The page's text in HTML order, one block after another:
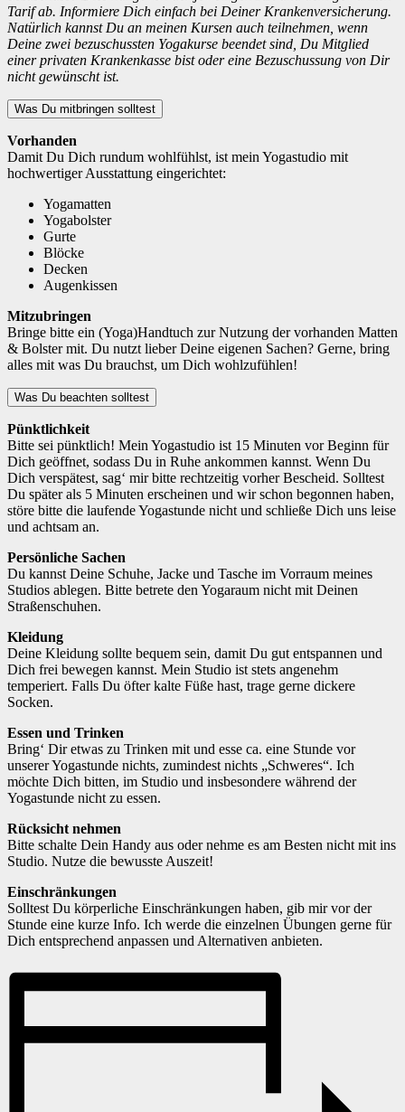
Tarif ab. Informiere Dich einfach bei Deiner Krankenversicherung.
Natürlich kannst Du an meinen Kursen auch teilnehmen, wenn
Deine zwei bezuschussten Yogakurse beendet sind, Du Mitglied
einer privaten Krankenkasse bist oder eine Bezuschussung von Dir
nicht gewünscht ist.
Was Du mitbringen solltest
Vorhanden
Damit Du Dich rundum wohlfühlst, ist mein Yogastudio mit
hochwertiger Ausstattung eingerichtet:
Yogamatten
Yogabolster
Gurte
Blöcke
Decken
Augenkissen
Mitzubringen
Bringe bitte ein (Yoga)Handtuch zur Nutzung der vorhanden Matten
& Bolster mit. Du nutzt lieber Deine eigenen Sachen? Gerne, bring
alles mit was Du brauchst, um Dich wohlzufühlen!
Was Du beachten solltest
Pünktlichkeit
Bitte sei pünktlich! Mein Yogastudio ist 15 Minuten vor Beginn für
Dich geöffnet, sodass Du in Ruhe ankommen kannst. Wenn Du
Dich verspätest, sag‘ mir bitte rechtzeitig vorher Bescheid. Solltest
Du später als 5 Minuten erscheinen und wir schon begonnen haben,
störe bitte die laufende Yogastunde nicht und schließe Dich uns leise
und achtsam an.
Persönliche Sachen
Du kannst Deine Schuhe, Jacke und Tasche im Vorraum meines
Studios ablegen. Bitte betrete den Yogaraum nicht mit Deinen
Straßenschuhen.
Kleidung
Deine Kleidung sollte bequem sein, damit Du gut entspannen und
Dich frei bewegen kannst. Mein Studio ist stets angenehm
temperiert. Falls Du öfter kalte Füße hast, trage gerne dickere
Socken.
Essen und Trinken
Bring‘ Dir etwas zu Trinken mit und esse ca. eine Stunde vor
unserer Yogastunde nichts, zumindest nichts „Schweres“. Ich
möchte Dich bitten, im Studio und insbesondere während der
Yogastunde nicht zu essen.
Rücksicht nehmen
Bitte schalte Dein Handy aus oder nehme es am Besten nicht mit ins
Studio. Nutze die bewusste Auszeit!
Einschränkungen
Solltest Du körperliche Einschränkungen haben, gib mir vor der
Stunde eine kurze Info. Ich werde die einzelnen Übungen gerne für
Dich entsprechend anpassen und Alternativen anbieten.